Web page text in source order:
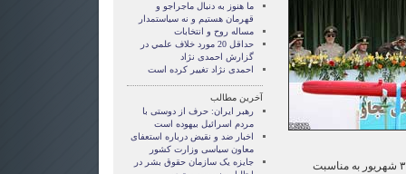
نیرو‌های مسلح ایران، همه‌ساله ۳۱ شهریور به مناسبت
ما هنوز به دنبال ماجراجو و
قهرمان هستيم و نه سياستمدار
مساله روح و انتخابات
حداقل 20 مورد خلاف علمي در
گزارش احمدی نژاد
احمدی نژاد تغییر کرده است
آخرین مطالب
رهبر ایران: حرف از دوستی با
مردم اسرائیل بیهوده است
اخبار ضد و نقیض درباره استعفای
معاون سیاسی وزارت کشور
جایزه یک سازمان حقوق بشر در